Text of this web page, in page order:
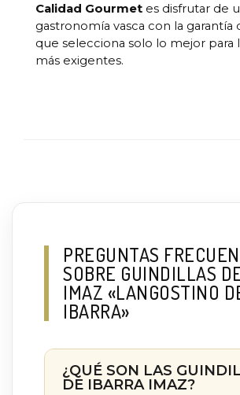
Calidad Gourmet es disfrutar de
gastronomía vasca con la garantía
que selecciona solo lo mejor para
más exigentes.
PREGUNTAS
SOBRE GUINDILLAS
IMAZ «LANGOSTINO
IBARRA»
¿QUÉ SON LAS
DE IBARRA IMAZ?